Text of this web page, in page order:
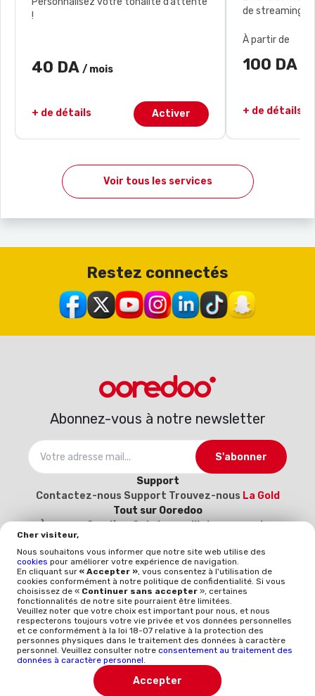
Cher visiteur,
Nous souhaitons vous informer que notre site web utilise des
cookies pour améliorer votre expérience de navigation.
En cliquant sur « Accepter », vous consentez à l'utilisation de
cookies conformément à notre politique de confidentialité. Si vous
choisissez de « Continuer sans accepter », certaines
fonctionnalités de notre site pourraient être limitées.
Veuillez noter que votre choix est important pour nous, et nous
respecterons toujours votre vie privée et vos données personnelles
et ce conformément à la loi 18-07 relative à la protection des
personnes physiques dans le traitement des données à caractère
personnel. Veuillez consulter notre consentement au traitement des
données à caractère personnel.
Accepter
40 DA / mois
+ de détails Activer
À partir de
100 DA
+ de détails
Voir tous les services
Restez connectés
Abonnez-vous à notre newsletter
S'abonner
Support
Contactez-nous Support Trouvez-nous La Gold
Tout sur Ooredoo
À proposCarrièreCatalogue d’interconnexion
2025-2026
vous ici)
Politique et qualité
Mentions légales Politique qualitéWhistleblowing
ISO 9001ISO-CEI 27001Données à caractère
personnel Politique générale de protection des
données
TÉLÉCHARGER L'APP